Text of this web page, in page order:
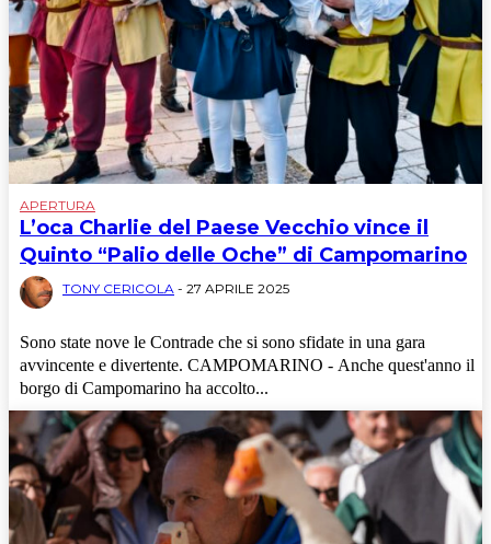
APERTURA
L’oca Charlie del Paese Vecchio vince il
Quinto “Palio delle Oche” di Campomarino
TONY CERICOLA - 27 APRILE 2025
Sono state nove le Contrade che si sono sfidate in una gara
avvincente e divertente. CAMPOMARINO - Anche quest'anno il
borgo di Campomarino ha accolto...